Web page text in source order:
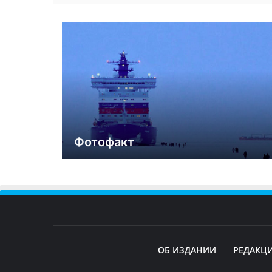
Фотофакт
ОБ ИЗДАНИИ